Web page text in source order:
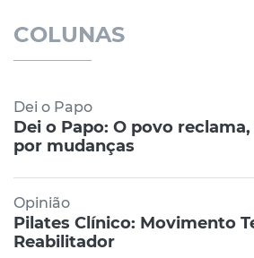
COLUNAS
Dei o Papo
Dei o Papo: O povo
por mudanças
Opinião
Pilates Clínico: Movimento
Reabilitador